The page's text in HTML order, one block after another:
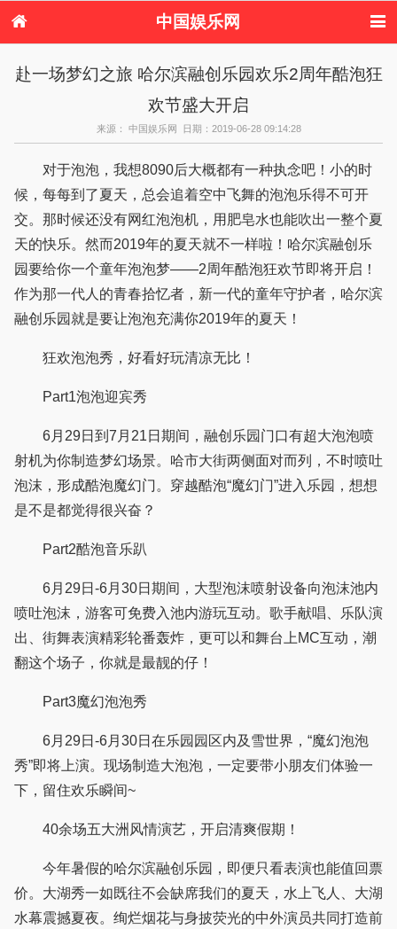
中国娱乐网
服饰
塑身 情感
健康
新娘 家庭
约会 品牌
赴一场梦幻之旅 哈尔滨融创乐园欢乐2周年酷泡狂
欢节盛大开启
来源： 中国娱乐网 日期：2019-06-28 09:14:28
对于泡泡，我想8090后大概都有一种执念吧！小的时
候，每每到了夏天，总会追着空中飞舞的泡泡乐得不可开
交。那时候还没有网红泡泡机，用肥皂水也能吹出一整个夏
天的快乐。然而2019年的夏天就不一样啦！哈尔滨融创乐
园要给你一个童年泡泡梦——2周年酷泡狂欢节即将开启！
作为那一代人的青春拾忆者，新一代的童年守护者，哈尔滨
融创乐园就是要让泡泡充满你2019年的夏天！
狂欢泡泡秀，好看好玩清凉无比！
Part1泡泡迎宾秀
6月29日到7月21日期间，融创乐园门口有超大泡泡喷
射机为你制造梦幻场景。哈市大街两侧面对而列，不时喷吐
泡沫，形成酷泡魔幻门。穿越酷泡“魔幻门”进入乐园，想想
是不是都觉得很兴奋？
Part2酷泡音乐趴
6月29日-6月30日期间，大型泡沫喷射设备向泡沫池内
喷吐泡沫，游客可免费入池内游玩互动。歌手献唱、乐队演
出、街舞表演精彩轮番轰炸，更可以和舞台上MC互动，潮
翻这个场子，你就是最靓的仔！
Part3魔幻泡泡秀
6月29日-6月30日在乐园园区内及雪世界，“魔幻泡泡
秀”即将上演。现场制造大泡泡，一定要带小朋友们体验一
下，留住欢乐瞬间~
40余场五大洲风情演艺，开启清爽假期！
今年暑假的哈尔滨融创乐园，即便只看表演也能值回票
价。大湖秀一如既往不会缺席我们的夏天，水上飞人、大湖
水幕震撼夏夜。绚烂烟花与身披荧光的中外演员共同打造前